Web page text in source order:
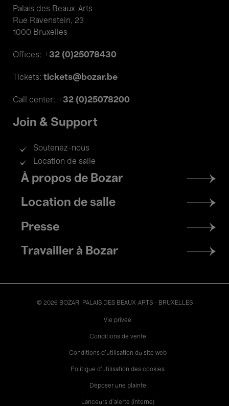
Palais des Beaux-Arts
Rue Ravenstein, 23
1000 Bruxelles
Offices: +32 (0)25078430
Tickets: tickets@bozar.be
Call center: +32 (0)25078200
Join & Support
Soutenez-nous
Location de salle
Footer
menu
À propos de Bozar
Location de salle
Presse
Travailler à Bozar
© 2026 BOZAR. PALAIS DES BEAUX-ARTS - BRUXELLES
Vie privée
Conditions de vente
Conditions d'utilisation du site web
Politique d'utilisation des cookies
Déposer une plainte
Lanceurs d’alerte (interne)